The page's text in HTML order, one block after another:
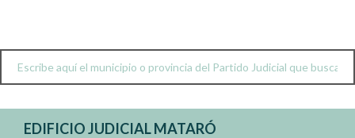
EDIFICIO JUDICIAL MATARÓ